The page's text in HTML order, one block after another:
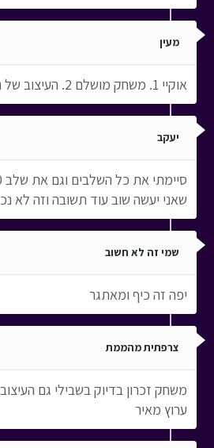
מעין
אוקיי 1. משחק מושלם 2. העיצוב של האתר מהמם
יעקב
שאני יעשה שוב עוד תשובה וזה לא
שמי זה לא חשוב
יפה זה כיף ומאתגר
צרפתית מהממת
משחק זכרון בדיוק בשבילי גם
ערוץ מאיר